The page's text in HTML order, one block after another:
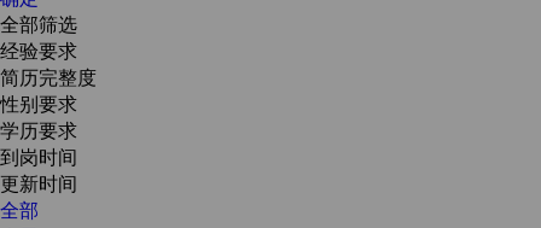
全部筛选
经验要求
简历完整度
性别要求
学历要求
到岗时间
更新时间
全部